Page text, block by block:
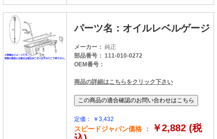
パーツ名：オイルレベルゲージ
メーカー： 純正
部品番号： 111-010-0272
OEM番号：
商品の詳細はこちらをクリック下さい
定価： ￥3,432
スピードジャパン価格 ：
￥2,882 (税